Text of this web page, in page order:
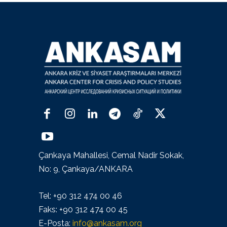
Çankaya Mahallesi, Cemal Nadir Sokak,
No: 9, Çankaya/ANKARA
Tel: +90 312 474 00 46
Faks: +90 312 474 00 45
E-Posta: info@ankasam.org